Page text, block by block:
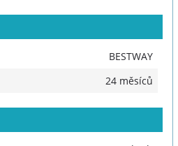
BESTWAY
24 měsíců